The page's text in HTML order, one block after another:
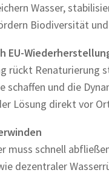
Wasser,
Biodiversität
EU-
rückt Renaturierung
schaffen und die
Lösung direkt vor
muss schnell
dezentraler